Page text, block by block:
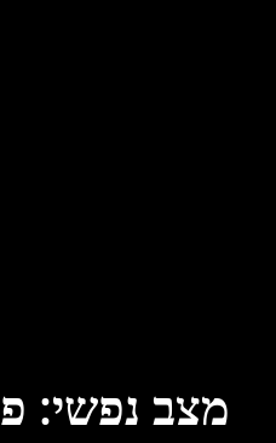
מצב נפשי: